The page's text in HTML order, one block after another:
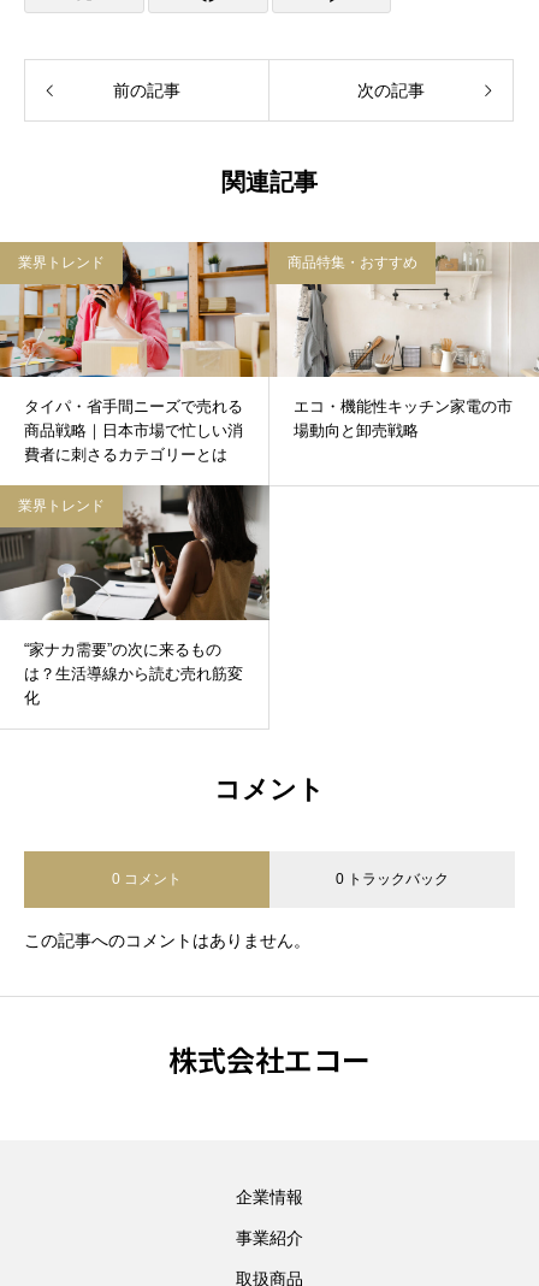
前の記事 次の記事
関連記事
業界トレンド
タイパ・省手間ニーズで売れる
商品戦略｜日本市場で忙しい消
費者に刺さるカテゴリーとは
商品特集・おすすめ
エコ・機能性キッチン家電の市
場動向と卸売戦略
業界トレンド
“家ナカ需要”の次に来るもの
は？生活導線から読む売れ筋変
化
コメント
0 コメント 0 トラックバック
この記事へのコメントはありません。
株式会社エコー
企業情報
事業紹介
取扱商品